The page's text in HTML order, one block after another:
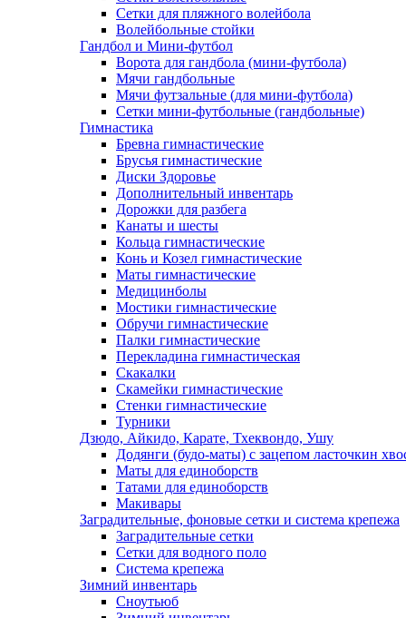
Сетки для пляжного волейбола
Волейбольные стойки
Гандбол и Мини-футбол
Ворота для гандбола (мини-футбола)
Мячи гандбольные
Мячи футзальные (для мини-футбола)
Сетки мини-футбольные (гандбольные)
Гимнастика
Бревна гимнастические
Брусья гимнастические
Диски Здоровье
Дополнительный инвентарь
Дорожки для разбега
Канаты и шесты
Кольца гимнастические
Конь и Козел гимнастические
Маты гимнастические
Медицинболы
Мостики гимнастические
Обручи гимнастические
Палки гимнастические
Перекладина гимнастическая
Скакалки
Скамейки гимнастические
Стенки гимнастические
Турники
Дзюдо, Айкидо, Карате, Тхеквондо, Ушу
Додянги (будо-маты) с зацепом ласточкин
Маты для единоборств
Татами для единоборств
Макивары
Заградительные, фоновые сетки и система крепежа
Заградительные сетки
Сетки для водного поло
Система крепежа
Зимний инвентарь
Сноутьюб